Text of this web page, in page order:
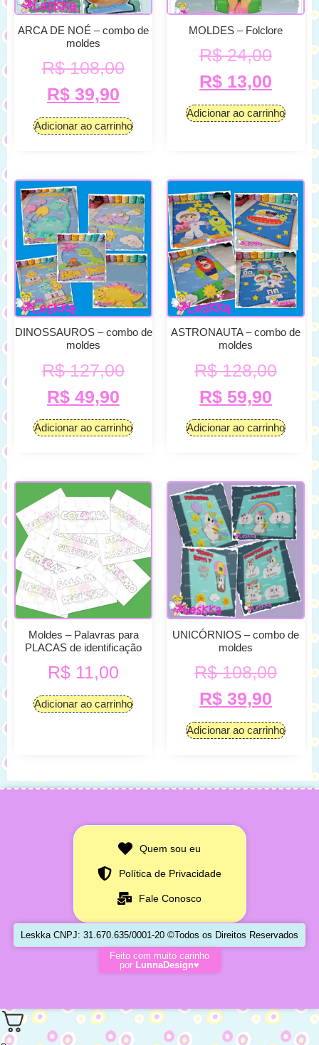
ARCA DE NOÉ – combo de
moldes
R$108,00
R$ 39,90
Adicionar ao carrinho
MOLDES – Folclore
R$24,00
R$ 13,00
Adicionar ao carrinho
DINOSSAUROS – combo de
moldes
R$127,00
R$ 49,90
Adicionar ao carrinho
ASTRONAUTA – combo de
moldes
R$128,00
R$ 59,90
Adicionar ao carrinho
Moldes – Palavras para
PLACAS de identificação
R$ 11,00
Adicionar ao carrinho
UNICÓRNIOS – combo de
moldes
R$108,00
R$ 39,90
Adicionar ao carrinho
Quem sou eu
Política de Privacidade
Fale Conosco
Leskka CNPJ: 31.670.635/0001-20 ©Todos os Direitos Reservados
Feito com muito carinho
por LunnaDesign♥